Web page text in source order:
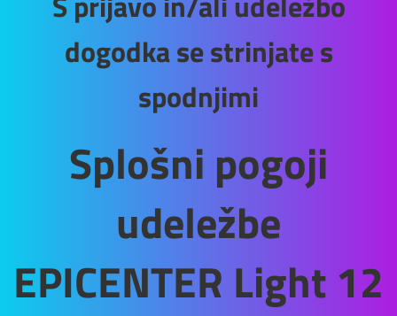
dogodka se strinjate s
spodnjimi
Splošni pogoji
udeležbe
EPICENTER Light 12